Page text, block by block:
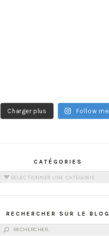
Charger plus Follow me
CATÉGORIES
Catégories
RECHERCHER SUR LE BLOG
Rechercher :